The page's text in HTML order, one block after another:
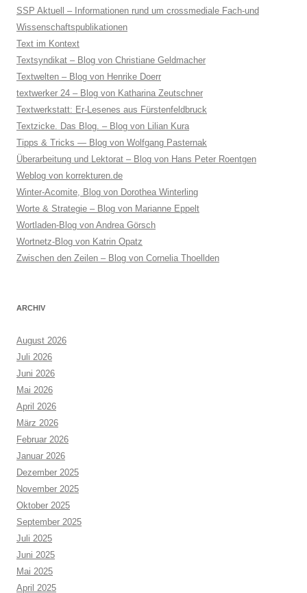
SSP Aktuell – Informationen rund um crossmediale Fach-und
Wissenschaftspublikationen
Text im Kontext
Textsyndikat – Blog von Christiane Geldmacher
Textwelten – Blog von Henrike Doerr
textwerker 24 – Blog von Katharina Zeutschner
Textwerkstatt: Er-Lesenes aus Fürstenfeldbruck
Textzicke. Das Blog. – Blog von Lilian Kura
Tipps & Tricks — Blog von Wolfgang Pasternak
Überarbeitung und Lektorat – Blog von Hans Peter Roentgen
Weblog von korrekturen.de
Winter-Acomite, Blog von Dorothea Winterling
Worte & Strategie – Blog von Marianne Eppelt
Wortladen-Blog von Andrea Görsch
Wortnetz-Blog von Katrin Opatz
Zwischen den Zeilen – Blog von Cornelia Thoellden
ARCHIV
August 2026
Juli 2026
Juni 2026
Mai 2026
April 2026
März 2026
Februar 2026
Januar 2026
Dezember 2025
November 2025
Oktober 2025
September 2025
Juli 2025
Juni 2025
Mai 2025
April 2025